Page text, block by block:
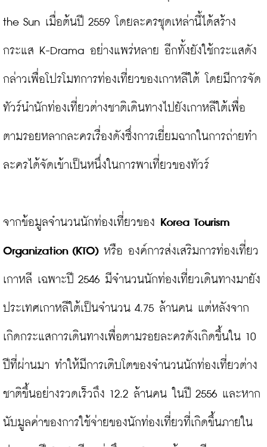
the Sun เมื่อต้นปี 2559 โดยละครชุดเหล่านี้ได้สร้าง
กระแส K-Drama อย่างแพร่หลาย อีกทั้งยังใช้กระแสดัง
กล่าวเพื่อโปรโมทการท่องเที่ยวของเกาหลีใต้ โดยมีการจัด
ทัวร์นำนักท่องเที่ยวต่างชาติเดินทางไปยังเกาหลีใต้เพื่อ
ตามรอยหลากละครเรื่องดังซึ่งการเยี่ยมฉากในการถ่ายทำ
ละครได้จัดเข้าเป็นหนึ่งในการพาเที่ยวของทัวร์
จากข้อมูลจำนวนนักท่องเที่ยวของ Korea Tourism
Organization (KTO) หรือ องค์การส่งเสริมการท่องเที่ยว
เกาหลี เฉพาะปี 2546 มีจำนวนนักท่องเที่ยวเดินทางมายัง
ประเทศเกาหลีใต้เป็นจำนวน 4.75 ล้านคน แต่หลังจาก
เกิดกระแสการเดินทางเพื่อตามรอยละครดังเกิดขึ้นใน 10
ปีที่ผ่านมา ทำให้มีการเติบโตของจำนวนนักท่องเที่ยวต่าง
ชาติขึ้นอย่างรวดเร็วถึง 12.2 ล้านคน ในปี 2556 และหาก
นับมูลค่าของการใช้จ่ายของนักท่องเที่ยวที่เกิดขึ้นภายใน